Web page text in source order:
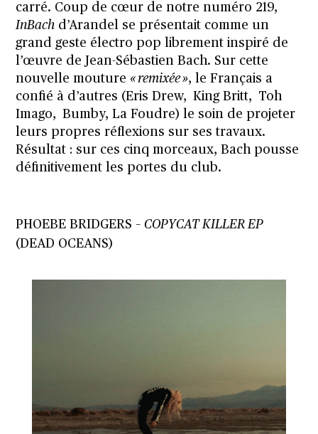
carré. Coup de cœur de notre numéro 219,
InBach d’Arandel se présentait comme un
grand geste électro pop librement inspiré de
l’œuvre de Jean-Sébastien Bach. Sur cette
nouvelle mouture « remixée », le Français a
confié à d’autres (Eris Drew, King Britt, Toh
Imago, Bumby, La Foudre) le soin de projeter
leurs propres réflexions sur ses travaux.
Résultat : sur ces cinq morceaux, Bach pousse
définitivement les portes du club.
PHOEBE BRIDGERS –COPYCAT KILLER EP
(DEAD OCEANS)